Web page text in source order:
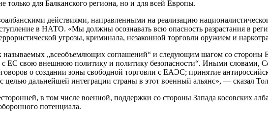
только для Балканского региона, но и для всей Европы.
действиями, направленными на реализацию
в НАТО. «Мы должны осознавать всю опасность разрастания в
угрозы, криминала, незаконной торговли оружием и
называемых „всеобъемлющих соглашений“ и следующим шагом со
с ЕС свою внешнюю политику и политику безопасности“. Иными словами,
о создании зоны свободной торговли с ЕАЭС; принятие
дальнейшей интеграции страны в этот военный альянс», — сказал
в том числе военной, поддержки со стороны Запада косовских
потенциала.